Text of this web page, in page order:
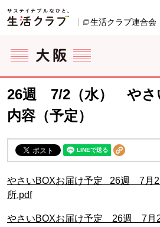
ページの先頭です。
生活クラブ連合会
ここからサイト内共通メニューです。
サイト内共通メニューをスキップする
サイト内共通メニューここまで。
26週 7/2（水） やさ
内容（予定）
やさいBOXお届け予定 26週 7月
所.pdf
やさいBOXお届け予定 26週 7月